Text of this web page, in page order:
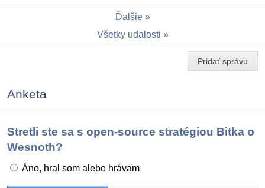
Ďalšie
Všetky udalosti
Pridať správu
Anketa
Stretli ste sa s open-source stratégiou Bitka o
Wesnoth?
Áno, hral som alebo hrávam